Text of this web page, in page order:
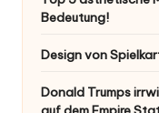
Bedeutung!
Design von
Donald Trumps